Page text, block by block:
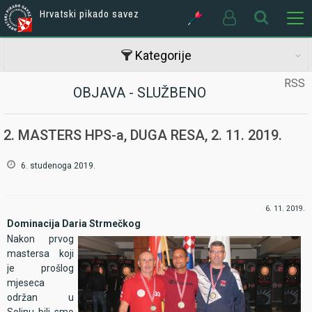
Hrvatski pikado savez
Kategorije
RSS
OBJAVA - SLUŽBENO
2. MASTERS HPS-a, DUGA RESA, 2. 11. 2019.
6. studenoga 2019.
6. 11. 2019.
Dominacija Daria Strmečkog
Nakon prvog
mastersa koji
je prošlog
mjeseca
održan u